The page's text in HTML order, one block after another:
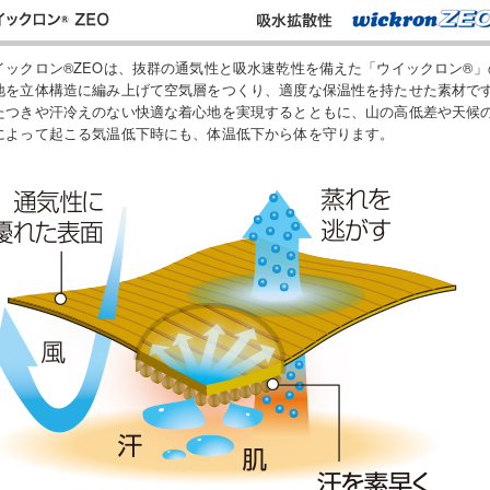
ックロン®ZEOは、抜群の通気性と吸水速乾性を備えた「ウイックロン®
を立体構造に編み上げて空気層をつくり、適度な保温性を持たせた素材です
つきや汗冷えのない快適な着心地を実現するとともに、山の高低差や天候
よって起こる気温低下時にも、体温低下から体を守ります。